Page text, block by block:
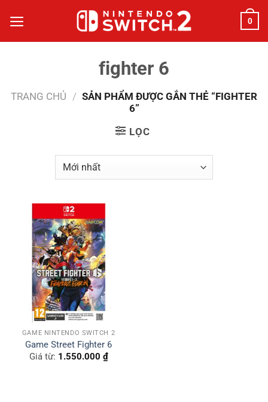
qua
nội
0
fighter 6
TRANG CHỦ / SẢN PHẨM ĐƯỢC GẮN THẺ “FIGHTER
6”
LỌC
GAME NINTENDO SWITCH 2
Game Street Fighter 6
Giá từ: 1.550.000 ₫